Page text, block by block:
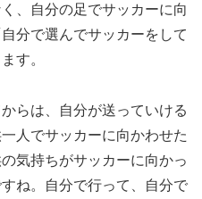
、自分の足でサッカーに向
分で選んでサッカーをして
す。
らは、自分が送っていける
人でサッカーに向かわせた
気持ちがサッカーに向かっ
ね。自分で行って、自分で